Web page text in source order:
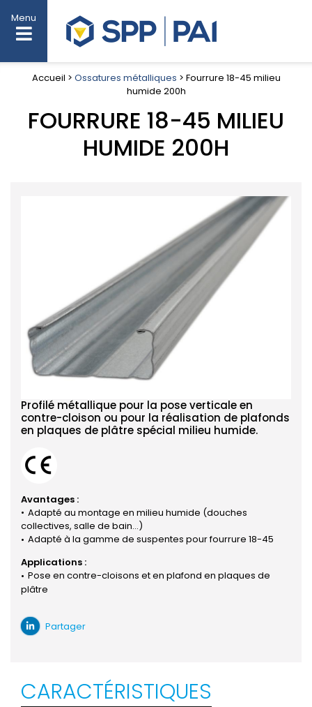
Menu
Accueil > Ossatures métalliques > Fourrure 18-45 milieu
humide 200h
FOURRURE 18-45 MILIEU
HUMIDE 200H
Profilé métallique pour la pose verticale en
contre-cloison ou pour la réalisation de plafonds
en plaques de plâtre spécial milieu humide.
Avantages :
Adapté au montage en milieu humide (douches
collectives, salle de bain…)
Adapté à la gamme de suspentes pour fourrure 18-45
Applications :
Pose en contre-cloisons et en plafond en plaques de
plâtre
Partager
CARACTÉRISTIQUES